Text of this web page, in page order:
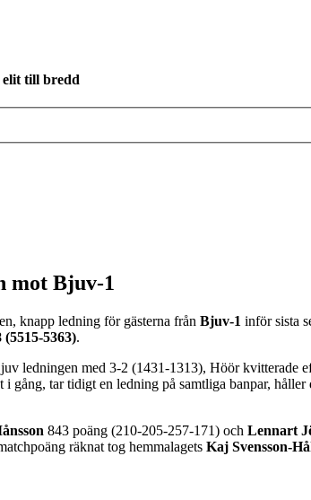
elit till bredd
mot Bjuv-1
knapp ledning för gästerna från Bjuv-1 inför sista
(5515-5363).
ledningen med 3-2 (1431-1313), Höör
gång, tar tidigt en ledning på samtliga banpar,
843 poäng (210-205-257-171) och Lennart
räknat tog hemmalagets Kaj Svensson-